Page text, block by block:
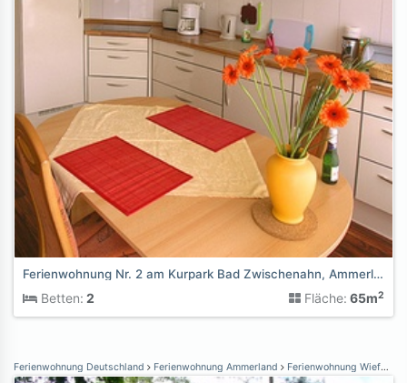
Ferienwohnung Nr. 2 am Kurpark Bad Zwischenahn, Ammerland
Betten: 2 Fläche: 65m2
Ferienwohnung Deutschland Ferienwohnung Ammerland Ferienwohnung Wiefelstede